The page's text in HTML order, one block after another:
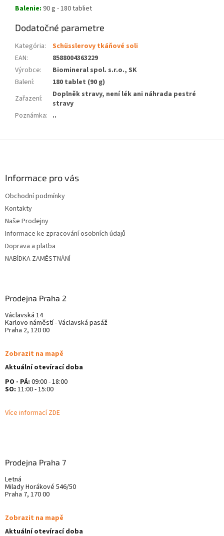
Balenie: 90 g - 180 tabliet
Dodatočné parametre
Kategória:
Schüsslerovy tkáňové soli
EAN:
8588004363229
Výrobce:
Biomineral spol. s.r.o., SK
Balení:
180 tablet (90 g)
Zařazení:
Doplněk stravy, není lék ani náhrada pestré
stravy
Poznámka: ..
Informace pro vás
Obchodní podmínky
Kontakty
Naše Prodejny
Informace ke zpracování osobních údajů
Doprava a platba
NABÍDKA ZAMĚSTNÁNÍ
Prodejna Praha 2
Václavská 14
Karlovo náměstí - Václavská pasáž
Praha 2, 120 00
Zobrazit na mapě
Aktuální otevírací doba
PO - PÁ: 09:00 - 18:00
SO: 11:00 - 15:00
Více informací ZDE
Prodejna Praha 7
Letná
Milady Horákové 546/50
Praha 7, 170 00
Zobrazit na mapě
Aktuální otevírací doba